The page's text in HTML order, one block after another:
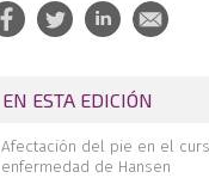
EN ESTA EDICIÓN
Afectación del pie en el
enfermedad de Hansen